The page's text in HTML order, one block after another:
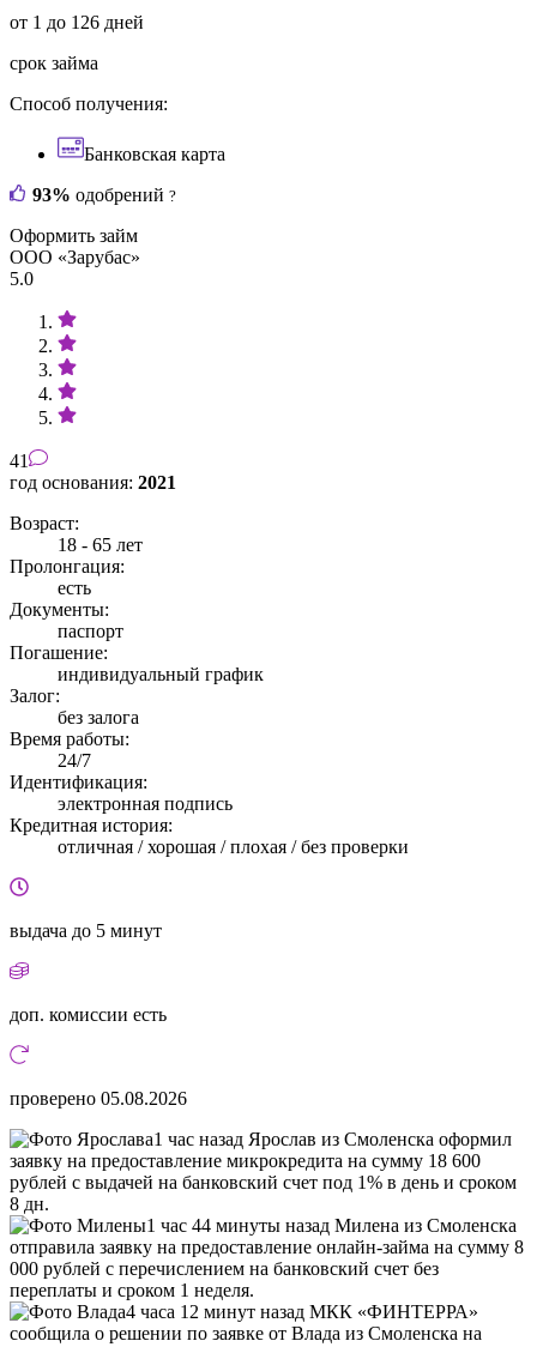
от 1 до 126 дней
срок займа
Способ получения:
Банковская карта
93% одобрений ?
Оформить займ
ООО «Зарубас»
5.0
41
год основания: 2021
Возраст:
18 - 65 лет
Пролонгация:
есть
Документы:
паспорт
Погашение:
индивидуальный график
Залог:
без залога
Время работы:
24/7
Идентификация:
электронная подпись
Кредитная история:
отличная / хорошая / плохая / без проверки
выдача до 5 минут
доп. комиссии есть
проверено 05.08.2026
1 час назад Ярослав из Смоленска оформил
заявку на предоставление микрокредита на сумму 18 600
рублей с выдачей на банковский счет под 1% в день и сроком
8 дн.
1 час 44 минуты назад Милена из Смоленска
отправила заявку на предоставление онлайн-займа на сумму 8
000 рублей с перечислением на банковский счет без
переплаты и сроком 1 неделя.
4 часа 12 минут назад МКК «ФИНТЕРРА»
сообщила о решении по заявке от Влада из Смоленска на